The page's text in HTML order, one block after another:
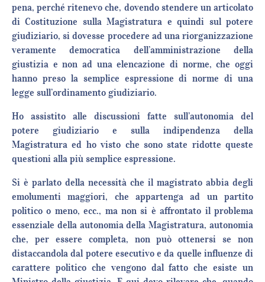
pena, perché ritenevo che, dovendo stendere un articolato
di Costituzione sulla Magistratura e quindi sul potere
giudiziario, si dovesse procedere ad una riorganizzazione
veramente democratica dell’amministrazione della
giustizia e non ad una elencazione di norme, che oggi
hanno preso la semplice espressione di norme di una
legge sull’ordinamento giudiziario.
Ho assistito alle discussioni fatte sull’autonomia del
potere giudiziario e sulla indipendenza della
Magistratura ed ho visto che sono state ridotte queste
questioni alla più semplice espressione.
Si è parlato della necessità che il magistrato abbia degli
emolumenti maggiori, che appartenga ad un partito
politico o meno, ecc., ma non si è affrontato il problema
essenziale della autonomia della Magistratura, autonomia
che, per essere completa, non può ottenersi se non
distaccandola dal potere esecutivo e da quelle influenze di
carattere politico che vengono dal fatto che esiste un